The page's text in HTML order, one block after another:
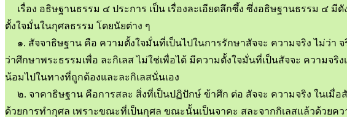
เรื่อง อธิษฐานธรรม ๔ ประการ เป็น เรื่องละเอียดลึกซึ้ง ซึ่งอธิษฐานธรรม ๔
ตั้งใจมั่นในกุศลธรรม โดยนัยต่าง ๆ
๑. สัจจาธิษฐาน คือ ความตั้งใจมั่นที่เป็นไปในการรักษาสัจจะ ความจริง ไม่ว่า จ
ว่าศึกษาพระธรรมเพื่อ ละกิเลส ไม่ใช่เพื่อได้ มีความตั้งใจมั่นที่เป็นสัจจะ ความจ
น้อมไปในทางที่ถูกต้องและละกิเลสนั่นเอง
๒. จาคาธิษฐาน คือการสละ สิ่งที่เป็นปฏิปักษ์ ข้าศึก ต่อ สัจจะ ความจริง ในเมื่อ
ด้วยการทำกุศล เพราะขณะที่เป็นกุศล ขณะนั้นเป็นจาคะ สละจากกิเลสแล้วด้วย